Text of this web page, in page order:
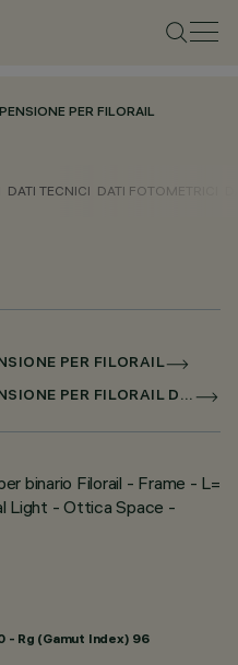
PER FILORAIL
DATI TECNICI DATI FOTOMETRICI
PER FILORAIL
LIBERA STAND-ALONE SOSPENSIONE PER FILORAIL DALI BROADCAST
binario Filorail - Frame - L=
Light - Ottica Space -
Rg (Gamut Index) 96